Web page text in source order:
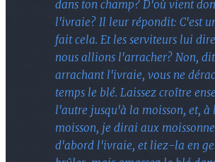
dans ton champ? D'où vient
l'ivraie? Il leur répondit: C'est
fait cela. Et les serviteurs lui
nous allions l'arracher? Non,
arrachant l'ivraie, vous ne
temps le blé. Laissez croître
l'autre jusqu'à la moisson, et, à
moisson, je dirai aux
d'abord l'ivraie, et liez-la en